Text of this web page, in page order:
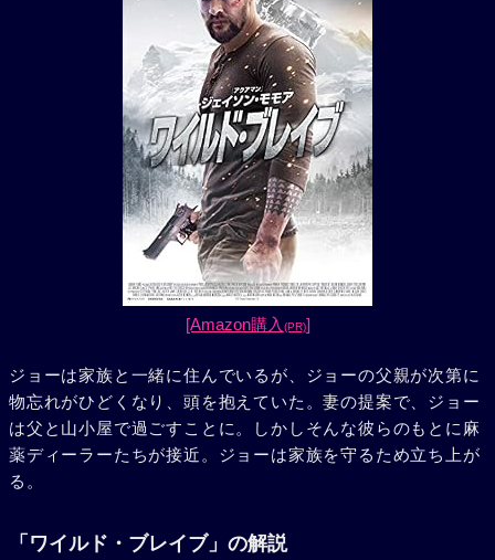
[Amazon購入 (PR)]
ジョーは家族と一緒に住んでいるが、ジョーの父親が次第に
物忘れがひどくなり、頭を抱えていた。妻の提案で、ジョー
は父と山小屋で過ごすことに。しかしそんな彼らのもとに麻
薬ディーラーたちが接近。ジョーは家族を守るため立ち上が
る。
「ワイルド・ブレイブ」の解説